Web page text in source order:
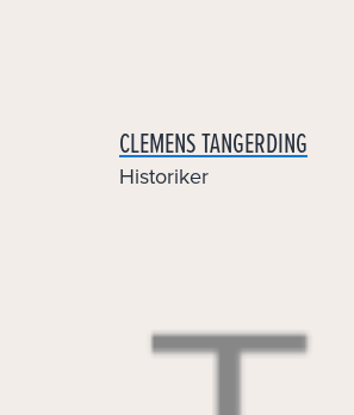
CLEMENS TANGERDING
Historiker